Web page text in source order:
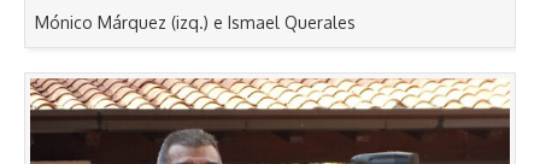
Mónico Márquez (izq.) e Ismael Querales